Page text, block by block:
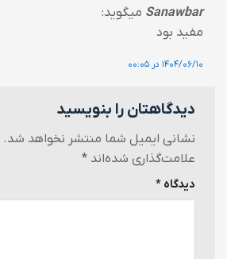
Sanawbar میگوید:
مفید بود
۱۴۰۴/۰۶/۱۰ در ۰۰:۰۵
دیدگاهتان را بنویسید
نشانی ایمیل شما منتشر نخواهد شد.
علامت‌گذاری شده‌اند *
دیدگاه *